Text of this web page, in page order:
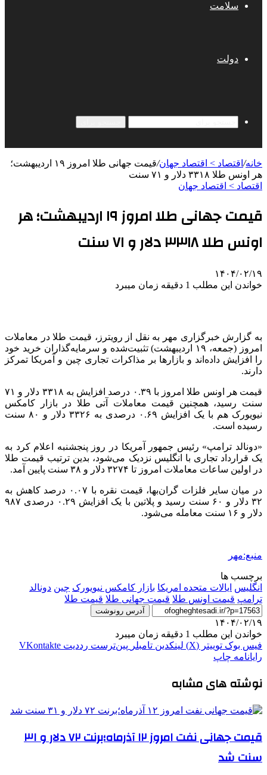
سلامت
دولت
خانه/ اقتصاد > اقتصاد جهان/
قیمت جهانی طلا امروز ۱۹ اردیبهشت؛
هر اونس طلا ۳۳۱۸ دلار و ۷۱ سنت
اقتصاد > اقتصاد جهان
قیمت جهانی طلا امروز ۱۹ اردیبهشت؛ هر
اونس طلا ۳۳۱۸ دلار و ۷۱ سنت
۱۴۰۴/۰۲/۱۹
خواندن این مطلب 1 دقیقه زمان میبرد
به گزارش خبرگزاری مهر به نقل از رویترز، قیمت طلا در معاملات
امروز (جمعه، ۱۹ اردیبهشت) تثبیت‌شده و سرمایه‌گذاران خرید خود
را افزایش داده‌اند و بازارها بر مذاکرات تجاری چین و آمریکا تمرکز
دارند.
قیمت هر اونس طلا امروز با ۰.۳۹ درصد افزایش به ۳۳۱۸ دلار و ۷۱
سنت رسید، همچنین قیمت معاملات آتی طلا در بازار کامکس
نیویورک هم با یک افزایش ۰.۶۹ درصدی به ۳۳۲۶ دلار و ۸۰ سنت
رسیده است.
«دونالد ترامپ» رئیس جمهور آمریکا در روز پنجشنبه اعلام کرد به
یک قرارداد تجاری با انگلیس نزدیک می‌شود، بدین ترتیب قیمت طلا
در اولین ساعات معاملات امروز تا ۳۲۷۴ دلار و ۳۸ سنت پایین آمد.
در میان سایر فلزات گران‌بها، قیمت نقره با ۰.۰۷ درصد کاهش به
۳۲ دلار و ۶۰ سنت رسید و پلاتین با یک افزایش ۰.۲۹ درصدی ۹۸۷
دلار و ۱۶ سنت معامله می‌شود.
منبع:مهر
برچسب ها
انگلیس ایالات متحده امریکا بازار کامکس نیویورک چین دونالد
ترامپ قیمت اونس طلا قیمت جهانی طلا قیمت طلا
آدرس رونوشت
۱۴۰۴/۰۲/۱۹
خواندن این مطلب 1 دقیقه زمان میبرد
فیس بوک توییتر (X) لینکدین ‫تامبلر ‫پین‌ترست ‫رددیت ‫VKontakte
رایانامه چاپ
نوشته های مشابه
قیمت جهانی نفت امروز ۱۲ آذرماه؛برنت ۷۲ دلار و ۳۱
سنت شد